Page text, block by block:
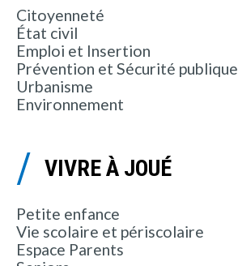
Citoyenneté
État civil
Emploi et Insertion
Prévention et Sécurité publique
Urbanisme
Environnement
VIVRE À JOUÉ
Petite enfance
Vie scolaire et périscolaire
Espace Parents